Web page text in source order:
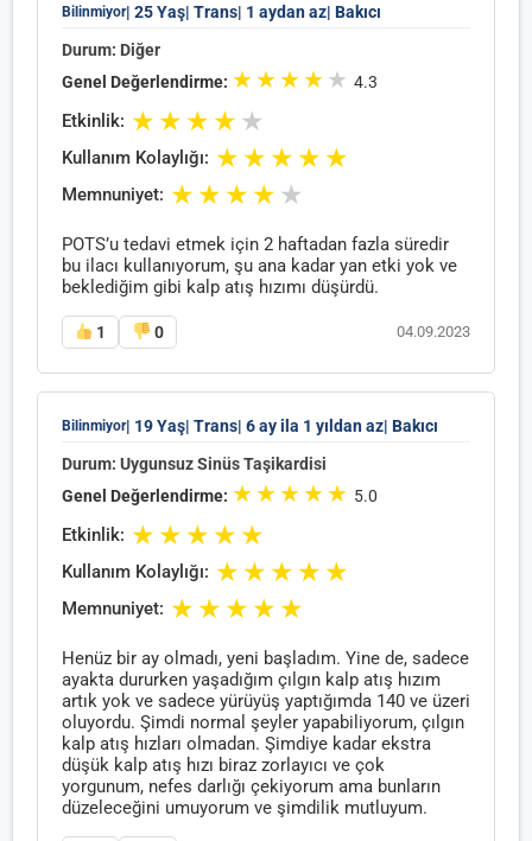
Bilinmiyor| 25 Yaş| Trans| 1 aydan az| Bakıcı
Durum: Diğer
Genel Değerlendirme: ★★★★ ★ 4.3
Etkinlik: ★ ★ ★ ★ ★
Kullanım Kolaylığı: ★ ★ ★ ★ ★
Memnuniyet: ★ ★ ★ ★ ★
POTS’u tedavi etmek için 2 haftadan fazla süredir
bu ilacı kullanıyorum, şu ana kadar yan etki yok ve
beklediğim gibi kalp atış hızımı düşürdü.
1 0 04.09.2023
Bilinmiyor| 19 Yaş| Trans| 6 ay ila 1 yıldan az| Bakıcı
Durum: Uygunsuz Sinüs Taşikardisi
Genel Değerlendirme: ★★★★★ 5.0
Etkinlik: ★ ★ ★ ★ ★
Kullanım Kolaylığı: ★ ★ ★ ★ ★
Memnuniyet: ★ ★ ★ ★ ★
Henüz bir ay olmadı, yeni başladım. Yine de, sadece
ayakta dururken yaşadığım çılgın kalp atış hızım
artık yok ve sadece yürüyüş yaptığımda 140 ve üzeri
oluyordu. Şimdi normal şeyler yapabiliyorum, çılgın
kalp atış hızları olmadan. Şimdiye kadar ekstra
düşük kalp atış hızı biraz zorlayıcı ve çok
yorgunum, nefes darlığı çekiyorum ama bunların
düzeleceğini umuyorum ve şimdilik mutluyum.